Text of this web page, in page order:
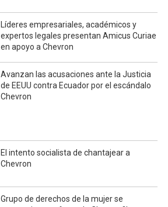
Líderes empresariales, académicos y
expertos legales presentan Amicus Curiae
en apoyo a Chevron
Avanzan las acusaciones ante la Justicia
de EEUU contra Ecuador por el escándalo
Chevron
El intento socialista de chantajear a
Chevron
Grupo de derechos de la mujer se